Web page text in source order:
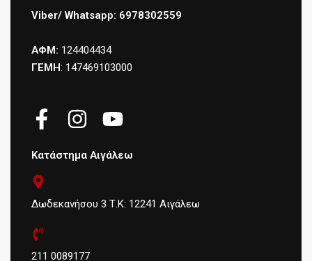
Viber/ Whatsapp: 6978302559
ΑΦΜ: 124404434
ΓΕΜΗ: 147469103000
Κατάστημα Αιγάλεω
Δωδεκανήσου 3 Τ.Κ: 12241 Αιγάλεω
211 0089177